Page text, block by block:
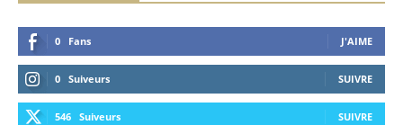
0 Fans J'AIME
0 Suiveurs SUIVRE
546 Suiveurs SUIVRE